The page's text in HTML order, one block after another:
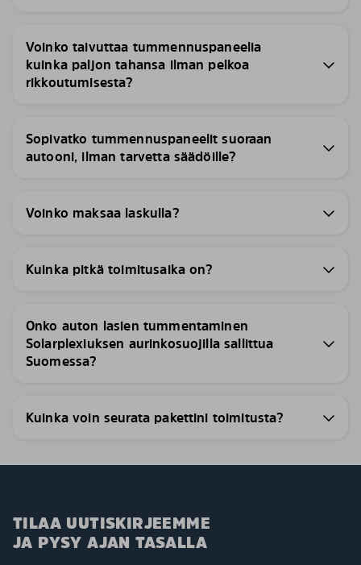
Voinko taivuttaa tummennuspaneelia
kuinka paljon tahansa ilman pelkoa
rikkoutumisesta?
Sopivatko tummennuspaneelit suoraan
autooni, ilman tarvetta säädöille?
Voinko maksaa laskulla?
Kuinka pitkä toimitusaika on?
Onko auton lasien tummentaminen
Solarplexiuksen aurinkosuojilla sallittua
Suomessa?
Kuinka voin seurata pakettini toimitusta?
TILAA UUTISKIRJEEMME
JA PYSY AJAN TASALLA